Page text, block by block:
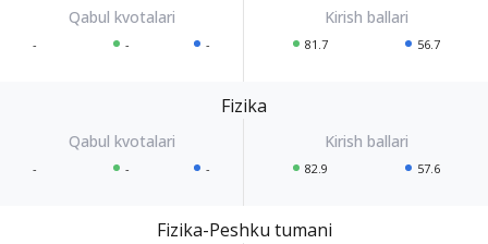
- - - 81.7 56.7
Fizika
- - - 82.9 57.6
Fizika-Peshku tumani